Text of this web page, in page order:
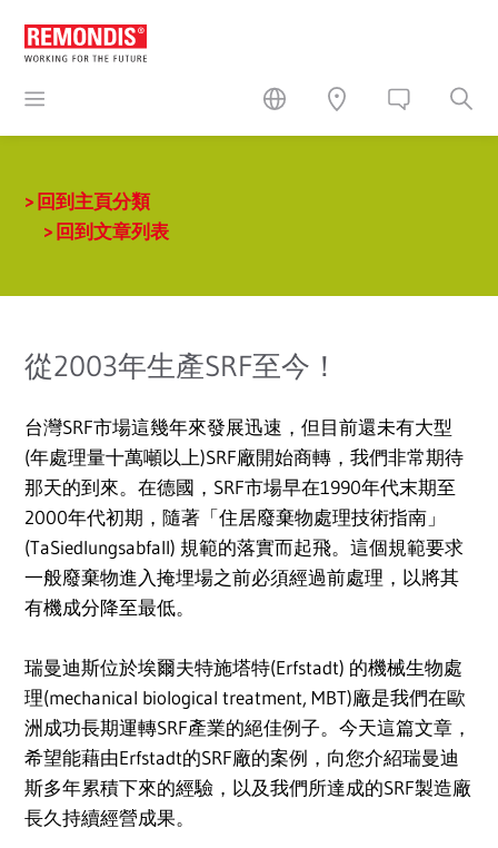
回到主頁分類
回到文章列表
從2003年生產SRF至今！
台灣SRF市場這幾年來發展迅速，但目前還未有大型
(年處理量十萬噸以上)SRF廠開始商轉，我們非常期待
那天的到來。在德國，SRF市場早在1990年代末期至
2000年代初期，隨著「住居廢棄物處理技術指南」
(TaSiedlungsabfall) 規範的落實而起飛。這個規範要求
一般廢棄物進入掩埋場之前必須經過前處理，以將其
有機成分降至最低。
瑞曼迪斯位於埃爾夫特施塔特(Erfstadt) 的機械生物處
理(mechanical biological treatment, MBT)廠是我們在歐
洲成功長期運轉SRF產業的絕佳例子。今天這篇文章，
希望能藉由Erfstadt的SRF廠的案例，向您介紹瑞曼迪
斯多年累積下來的經驗，以及我們所達成的SRF製造廠
長久持續經營成果。